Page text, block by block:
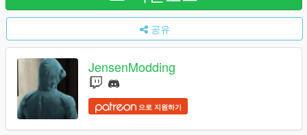
공유
JensenModding
으로 지원하기